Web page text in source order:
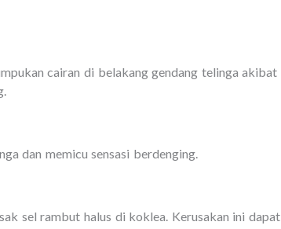
cairan di belakang gendang telinga akibat
dan memicu sensasi berdenging.
sel rambut halus di koklea. Kerusakan ini dapat